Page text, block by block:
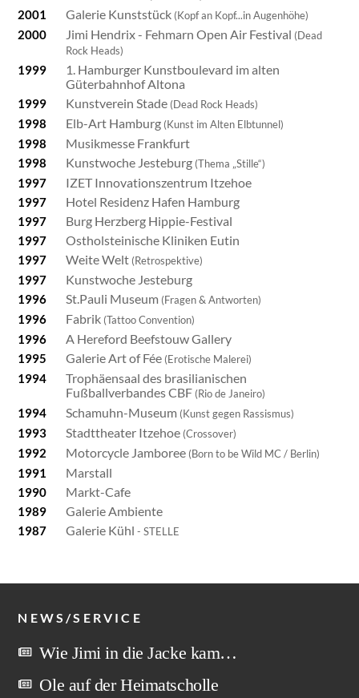
2001 Galerie Kunststück (Kopf an Kopf...in Augenhöhe)
2000 Jimi Hendrix - Fehmarn Open Air Festival (Dead
Rock Heads)
1999
1. Hamburger Kunstboulevard im alten
Güterbahnhof Altona
1999 Kunstverein Stade (Dead Rock Heads)
1998 Elb-Art Hamburg (Kunst im Alten Elbtunnel)
1998 Musikmesse Frankfurt
1998 Kunstwoche Jesteburg (Thema „Stille“)
1997 IZET Innovationszentrum Itzehoe
1997 Hotel Residenz Hafen Hamburg
1997 Burg Herzberg Hippie-Festival
1997 Ostholsteinische Kliniken Eutin
1997 Weite Welt (Retrospektive)
1997 Kunstwoche Jesteburg
1996 St.Pauli Museum (Fragen & Antworten)
1996 Fabrik (Tattoo Convention)
1996 A Hereford Beefstouw Gallery
1995 Galerie Art of Fée (Erotische Malerei)
1994
Trophäensaal des brasilianischen
Fußballverbandes CBF (Rio de Janeiro)
1994 Schamuhn-Museum (Kunst gegen Rassismus)
1993 Stadttheater Itzehoe (Crossover)
1992 Motorcycle Jamboree (Born to be Wild MC / Berlin)
1991 Marstall
1990 Markt-Cafe
1989 Galerie Ambiente
1987 Galerie Kühl- STELLE
NEWS/SERVICE
Wie Jimi in die Jacke kam…
Ole auf der Heimatscholle